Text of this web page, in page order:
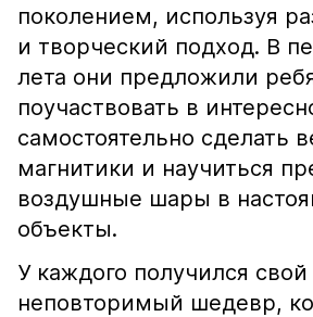
поколением, используя
и творческий подход. В
лета они предложили
поучаствовать в
самостоятельно сделать
магнитики и научиться
воздушные шары в
объекты.
У каждого получился
неповторимый шедевр,